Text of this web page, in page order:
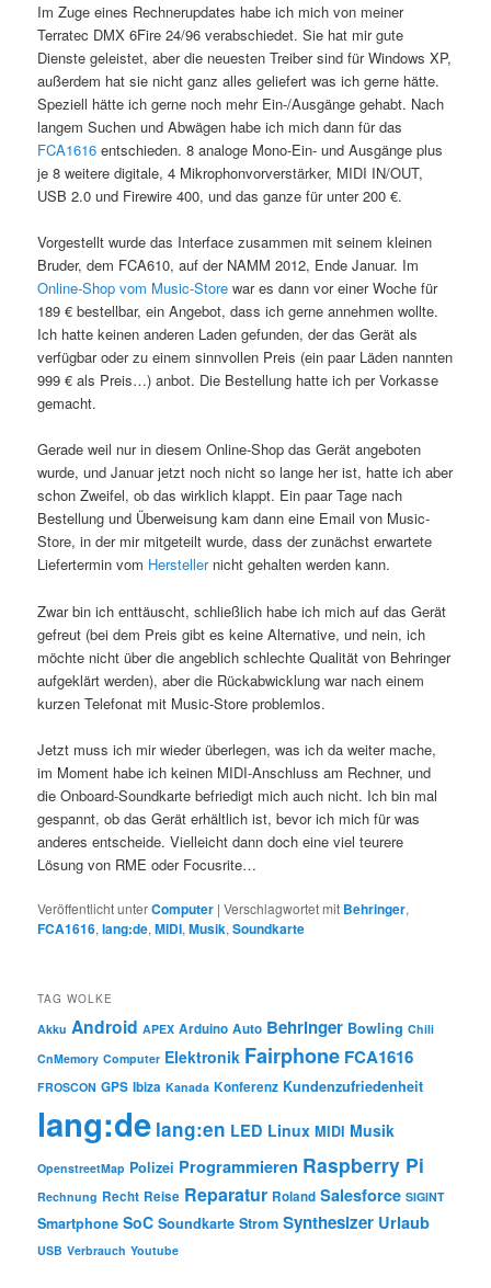
Im Zuge eines Rechnerupdates habe ich mich von meiner
Terratec DMX 6Fire 24/96 verabschiedet. Sie hat mir gute
Dienste geleistet, aber die neuesten Treiber sind für Windows XP,
außerdem hat sie nicht ganz alles geliefert was ich gerne hätte.
Speziell hätte ich gerne noch mehr Ein-/Ausgänge gehabt. Nach
langem Suchen und Abwägen habe ich mich dann für das
FCA1616 entschieden. 8 analoge Mono-Ein- und Ausgänge plus
je 8 weitere digitale, 4 Mikrophonvorverstärker, MIDI IN/OUT,
USB 2.0 und Firewire 400, und das ganze für unter 200 €.
Vorgestellt wurde das Interface zusammen mit seinem kleinen
Bruder, dem FCA610, auf der NAMM 2012, Ende Januar. Im
Online-Shop vom Music-Store war es dann vor einer Woche für
189 € bestellbar, ein Angebot, dass ich gerne annehmen wollte.
Ich hatte keinen anderen Laden gefunden, der das Gerät als
verfügbar oder zu einem sinnvollen Preis (ein paar Läden nannten
999 € als Preis…) anbot. Die Bestellung hatte ich per Vorkasse
gemacht.
Gerade weil nur in diesem Online-Shop das Gerät angeboten
wurde, und Januar jetzt noch nicht so lange her ist, hatte ich aber
schon Zweifel, ob das wirklich klappt. Ein paar Tage nach
Bestellung und Überweisung kam dann eine Email von Music-
Store, in der mir mitgeteilt wurde, dass der zunächst erwartete
Liefertermin vom Herstellernicht gehalten werden kann.
Zwar bin ich enttäuscht, schließlich habe ich mich auf das Gerät
gefreut (bei dem Preis gibt es keine Alternative, und nein, ich
möchte nicht über die angeblich schlechte Qualität von Behringer
aufgeklärt werden), aber die Rückabwicklung war nach einem
kurzen Telefonat mit Music-Store problemlos.
Jetzt muss ich mir wieder überlegen, was ich da weiter mache,
im Moment habe ich keinen MIDI-Anschluss am Rechner, und
die Onboard-Soundkarte befriedigt mich auch nicht. Ich bin mal
gespannt, ob das Gerät erhältlich ist, bevor ich mich für was
anderes entscheide. Vielleicht dann doch eine viel teurere
Lösung von RME oder Focusrite…
Veröffentlicht unterComputer |Verschlagwortet mit Behringer,
FCA1616,lang:de,MIDI,Musik,Soundkarte
TAG WOLKE
Akku Android APEX Arduino Auto Behringer Bowling Chili
CnMemory Computer Elektronik Fairphone FCA1616
FROSCON GPS Ibiza Kanada Konferenz Kundenzufriedenheit
lang:de lang:en LED Linux MIDI Musik
OpenstreetMap Polizei Programmieren Raspberry Pi
Rechnung Recht Reise Reparatur Roland Salesforce SIGINT
Smartphone SoC Soundkarte Strom Synthesizer Urlaub
USB Verbrauch Youtube